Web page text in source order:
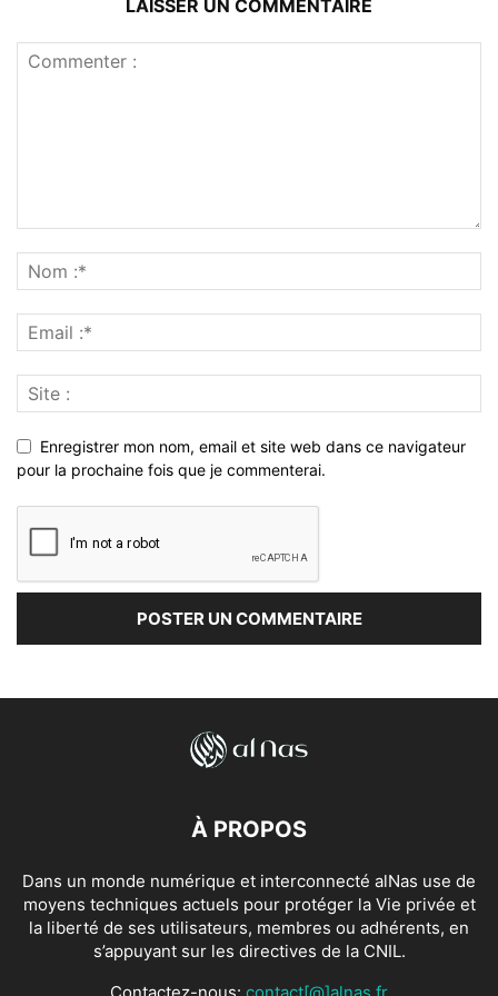
LAISSER UN COMMENTAIRE
Enregistrer mon nom, email et site web dans ce navigateur
pour la prochaine fois que je commenterai.
À PROPOS
Dans un monde numérique et interconnecté alNas use de
moyens techniques actuels pour protéger la Vie privée et
la liberté de ses utilisateurs, membres ou adhérents, en
s’appuyant sur les directives de la CNIL.